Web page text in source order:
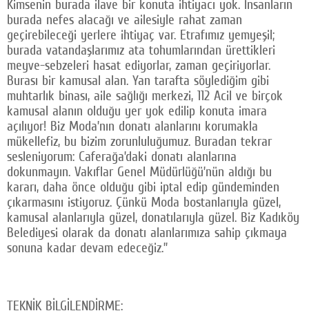
Kimsenin burada ilave bir konuta ihtiyacı yok. İnsanların
burada nefes alacağı ve ailesiyle rahat zaman
geçirebileceği yerlere ihtiyaç var. Etrafımız yemyeşil;
burada vatandaşlarımız ata tohumlarından ürettikleri
meyve-sebzeleri hasat ediyorlar, zaman geçiriyorlar.
Burası bir kamusal alan. Yan tarafta söylediğim gibi
muhtarlık binası, aile sağlığı merkezi, 112 Acil ve birçok
kamusal alanın olduğu yer yok edilip konuta imara
açılıyor! Biz Moda’nın donatı alanlarını korumakla
mükellefiz, bu bizim zorunluluğumuz. Buradan tekrar
sesleniyorum: Caferağa’daki donatı alanlarına
dokunmayın. Vakıflar Genel Müdürlüğü’nün aldığı bu
kararı, daha önce olduğu gibi iptal edip gündeminden
çıkarmasını istiyoruz. Çünkü Moda bostanlarıyla güzel,
kamusal alanlarıyla güzel, donatılarıyla güzel. Biz Kadıköy
Belediyesi olarak da donatı alanlarımıza sahip çıkmaya
sonuna kadar devam edeceğiz.”
TEKNİK BİLGİLENDİRME: